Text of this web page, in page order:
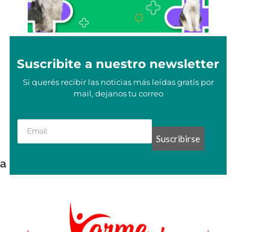
Suscribite a nuestro newsletter
Si querés recibir las noticias más leídas gratis por
mail, dejanos tu correo
Suscribirse